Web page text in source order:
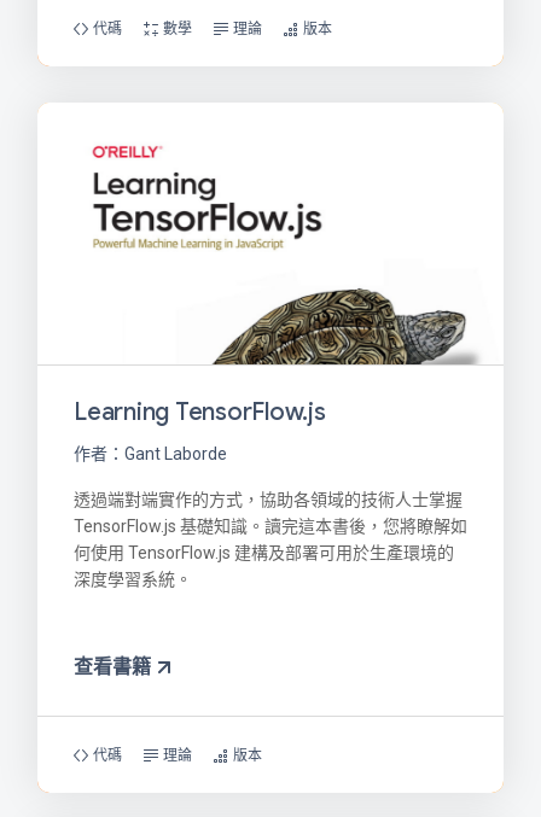
代碼 數學 理論 版本
Learning TensorFlow.js
作者：Gant Laborde
透過端對端實作的方式，協助各領域的技術人士掌握
TensorFlow.js 基礎知識。讀完這本書後，您將瞭解如
何使用 TensorFlow.js 建構及部署可用於生產環境的
深度學習系統。
查看書籍
代碼 理論 版本